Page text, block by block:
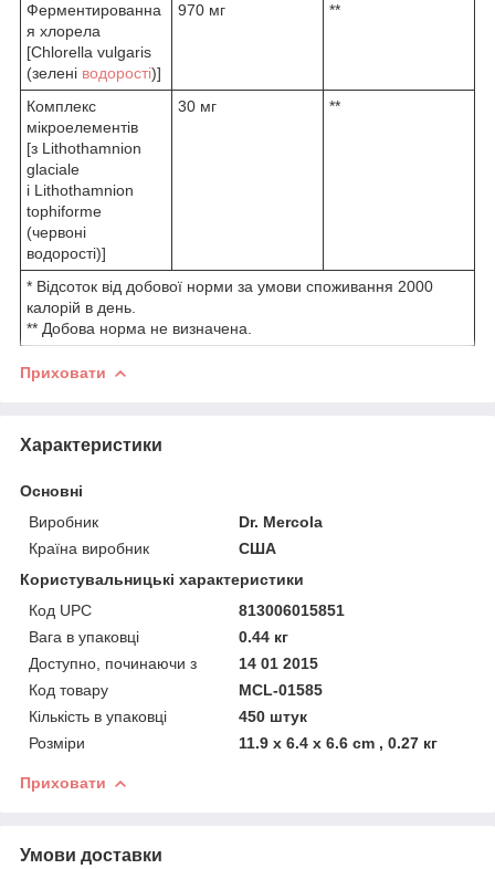
Ферментированна
я хлорела
[Chlorella vulgaris
(зелені водорості)]
970 мг **
Комплекс
мікроелементів
[з Lithothamnion
glaciale
і Lithothamnion
tophiforme
(червоні
водорості)]
30 мг **
* Відсоток від добової норми за умови споживання 2000
калорій в день.
** Добова норма не визначена.
Приховати
Характеристики
Основні
Виробник
Dr. Mercola
Країна виробник
США
Користувальницькі характеристики
Код UPC
813006015851
Вага в упаковці
0.44 кг
Доступно, починаючи з
14 01 2015
Код товару
MCL-01585
Кількість в упаковці
450 штук
Розміри
11.9 x 6.4 x 6.6 cm , 0.27 кг
Приховати
Умови доставки